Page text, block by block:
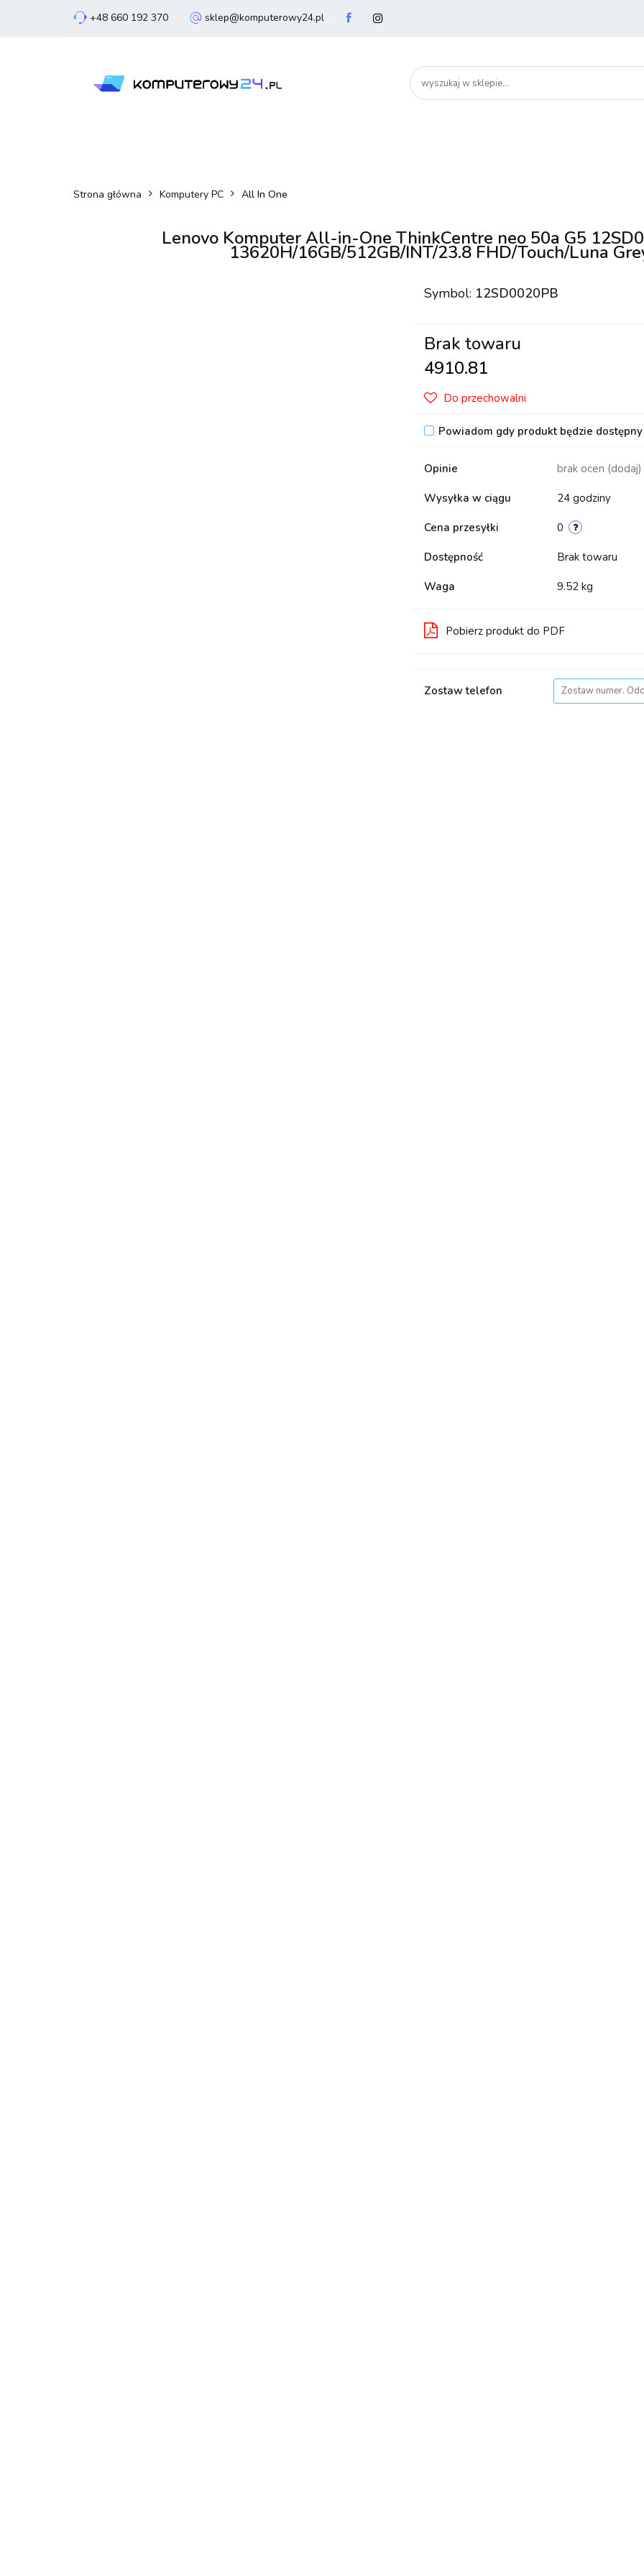
sklep@komputerowy24.pl
+48 660 192 370 Laptopy Komputery
Smartfony Bezpieczeństwo
Strona główna Komputery PC All In One
Lenovo Komputer All-in-One ThinkCentre neo 50a G5
13620H/16GB/512GB/INT/23.8 FHD/Touch/Luna
Symbol: 12SD0020PB
Brak towaru
4910.81
Do przechowalni
Powiadom gdy produkt będzie dostępny
Opinie brak ocen (dodaj)
Wysyłka w ciągu 24 godziny
Cena przesyłki 0
Dostępność Brak towaru
Waga 9.52 kg
Pobierz produkt do PDF
Zostaw telefon